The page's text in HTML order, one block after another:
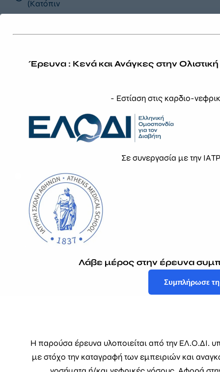
Εγγραφείτε Στο Newsletter Μας
EMAIL
Δηλώνω ότι έχω διαβάσει και αποδέχομαι
τουςόρους χρήσης.
ΥΠΟΒΟΛΗ
(Κατόπιν
Copyright © 2026 ΕΛΛΗΝΙΚΗ ΟΜΟΣΠΟΝΔΙΑ ΓΙΑ ΤΟΝ ΔΙΑΒΗΤΗ
Έρευνα : Κενά και Ανάγκες στην
- Εστίαση στις καρδιο-
Σε συνεργασία με την
Λάβε μέρος στην έρευνα
Συμπλήρωσε
Η παρούσα έρευνα υλοποιείται από την ΕΛ.Ο.ΔΙ.
με στόχο την καταγραφή των εμπειριών και